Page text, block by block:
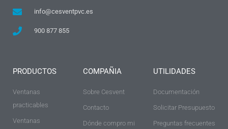
info@cesventpvc.es
900 877 855
PRODUCTOS
Ventanas
practicables
Ventanas
COMPAÑIA
Sobre Cesvent
Contacto
Dónde compro mi
UTILIDADES
Documentación
Solicitar Presupuesto
Preguntas frecuentes